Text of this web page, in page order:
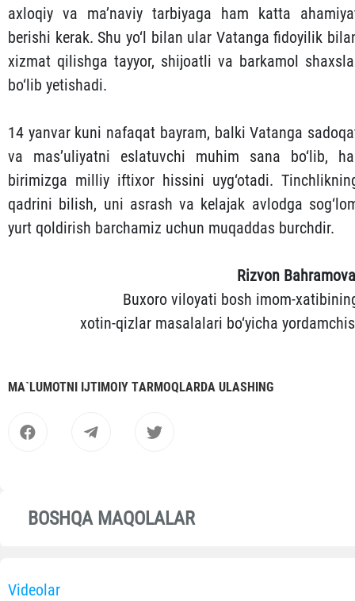
axloqiy va ma’naviy tarbiyaga ham katta
berishi kerak. Shu yo‘l bilan ular Vatanga fidoyilik
xizmat qilishga tayyor, shijoatli va barkamol
bo‘lib yetishadi.
14 yanvar kuni nafaqat bayram, balki Vatanga
va mas’uliyatni eslatuvchi muhim sana bo‘lib,
birimizga milliy iftixor hissini uyg‘otadi.
qadrini bilish, uni asrash va kelajak avlodga
yurt qoldirish barchamiz uchun muqaddas burchdir.
Rizvon
Buxoro viloyati bosh imom-
xotin-qizlar masalalari bo‘yicha
MА`LUMOTNI IJTIMOIY TАRMOQLАRDА ULАSHING
BOSHQA MAQOLALAR
Videolar